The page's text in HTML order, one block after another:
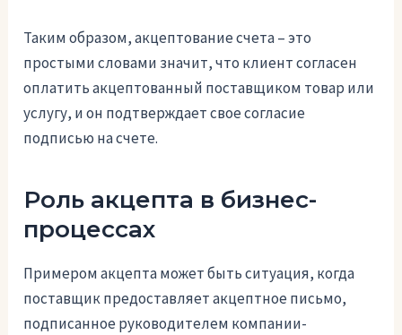
Таким образом, акцептование счета – это
простыми словами значит, что клиент согласен
оплатить акцептованный поставщиком товар или
услугу, и он подтверждает свое согласие
подписью на счете.
Роль акцепта в бизнес-
процессах
Примером акцепта может быть ситуация, когда
поставщик предоставляет акцептное письмо,
подписанное руководителем компании-